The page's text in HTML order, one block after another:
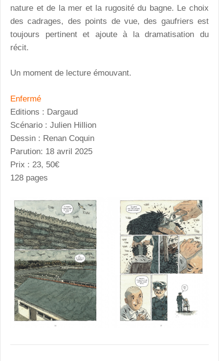
nature et de la mer et la rugosité du bagne. Le choix
des cadrages, des points de vue, des gaufriers est
toujours pertinent et ajoute à la dramatisation du
récit.
Un moment de lecture émouvant.
Enfermé
Editions : Dargaud
Scénario : Julien Hillion
Dessin : Renan Coquin
Parution: 18 avril 2025
Prix : 23, 50€
128 pages